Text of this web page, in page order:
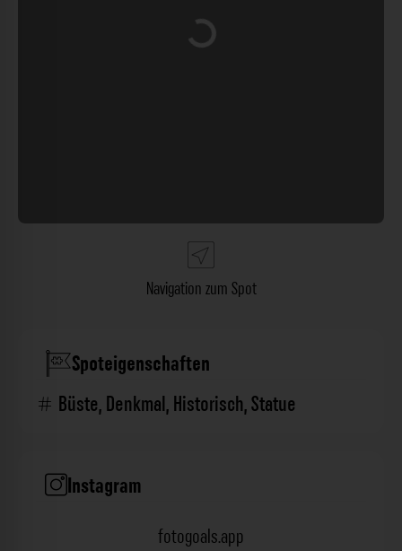
Wird geladen …
Navigation zum Spot
Spoteigenschaften
Büste,Denkmal,Historisch,Statue
Instagram
fotogoals.app